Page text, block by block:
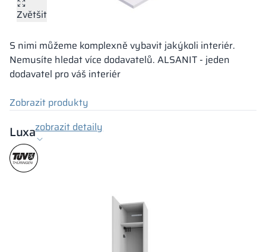
Zvětšit
S nimi můžeme komplexně vybavit jakýkoli interiér.
Nemusíte hledat více dodavatelů. ALSANIT - jeden
dodavatel pro váš interiér
Zobrazit produkty
Luxazobrazit detaily